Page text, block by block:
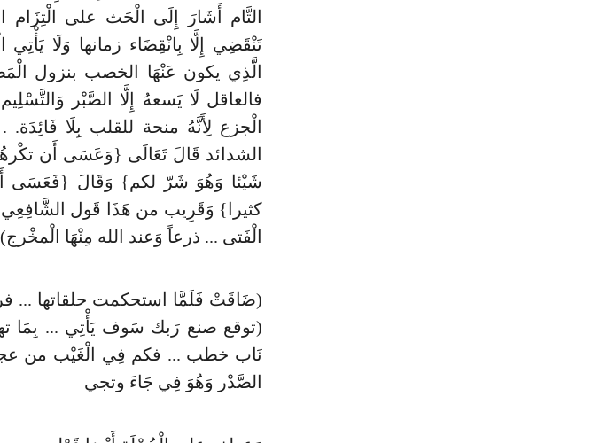
التَّام أَشَارَ إِلَى الْحَث على الْتِزَام
تَنْقَضِي إِلَّا بِانْقِضَاء زمانها وَلَا
الَّذِي يكون عَنْهَا الخصب بنزول
فالعاقل لَا يَسعهُ إِلَّا الصَّبْر
الْجزع لِأَنَّهُ منحة للقلب بِلَا
الشدائد قَالَ تَعَالَى {وَعَسَى أَن
شَيْئا وَهُوَ شَرّ لكم} وَقَالَ {فَعَسَى أَن
كثيرا} وَقَرِيب من هَذَا قَول
الْفَتى ... ذرعاً وَعند الله مِنْهَا الْمخْرج)
(ضَاقَتْ فَلَمَّا استحكمت حلقاتها ...
(توقع صنع رَبك سَوف يَأْتِي ... بِمَا
نَاب خطب ... فكم فِي الْغَيْب من
الصَّدْر وَهُوَ فِي جَاءَ وتجي